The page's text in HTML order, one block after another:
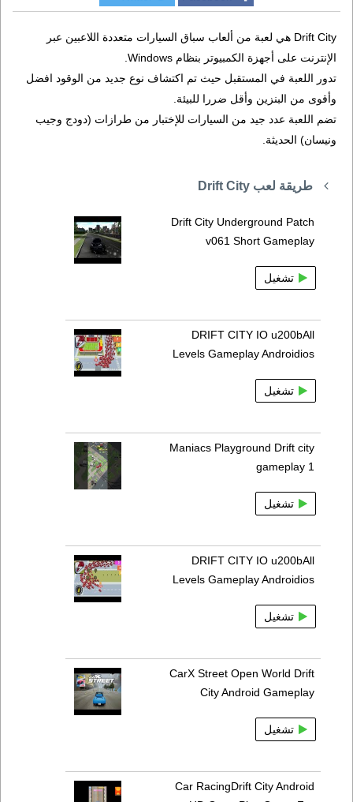
Drift City هي لعبة من ألعاب سباق السيارات متعددة اللاعبين عبر
الإنترنت على أجهزة الكمبيوتر بنظام Windows.
تدور اللعبة في المستقبل حيث تم اكتشاف نوع جديد من الوقود افضل
وأقوى من البنزين وأقل ضررا للبيئة.
تضم اللعبة عدد جيد من السيارات للإختبار من طرازات (دودج وجيب
ونيسان) الحديثة.
طريقة لعب Drift City
Drift City Underground Patch
v061 Short Gameplay
تشغيل
DRIFT CITY IO u200bAll
Levels Gameplay Androidios
تشغيل
Maniacs Playground Drift city
gameplay 1
تشغيل
DRIFT CITY IO u200bAll
Levels Gameplay Androidios
تشغيل
CarX Street Open World Drift
City Android Gameplay
تشغيل
Car RacingDrift City Android